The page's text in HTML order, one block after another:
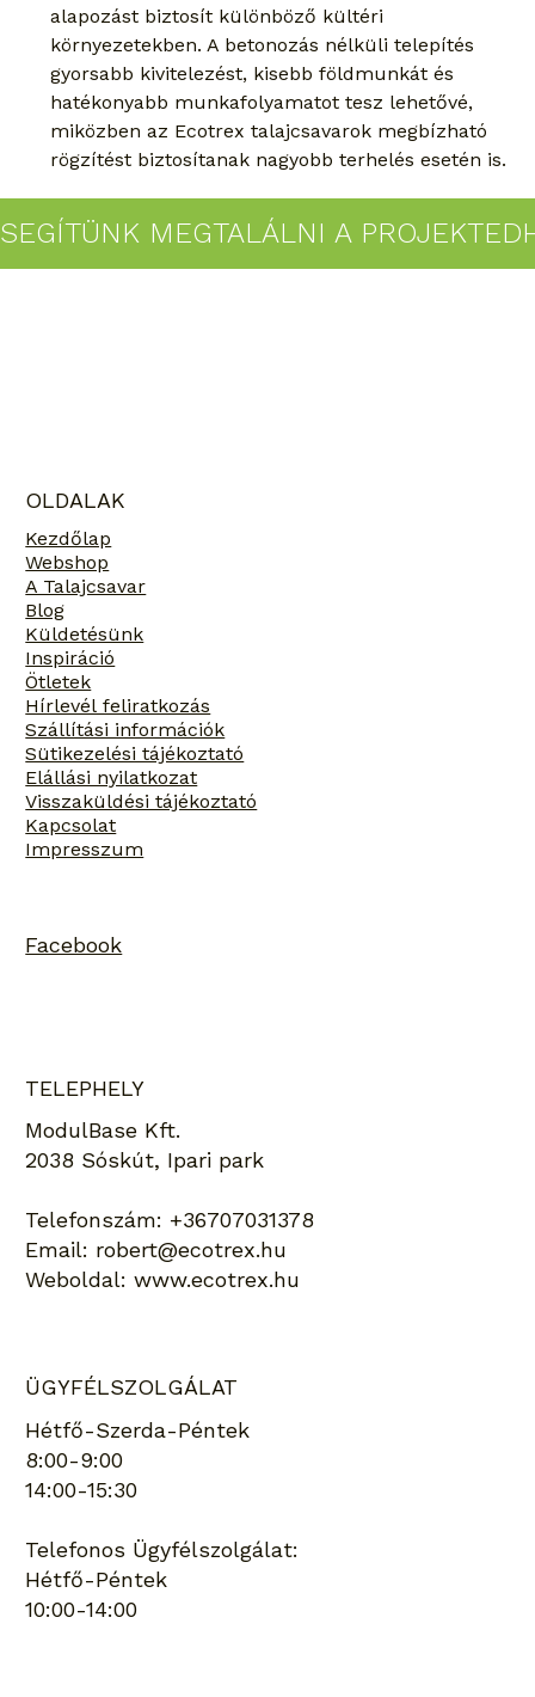
SEGÍTÜNK MEGTALÁLNI A
alapozást biztosít különböző kültéri
környezetekben. A betonozás nélküli telepítés
gyorsabb kivitelezést, kisebb földmunkát és
hatékonyabb munkafolyamatot tesz lehetővé,
miközben az Ecotrex talajcsavarok megbízható
rögzítést biztosítanak nagyobb terhelés esetén is.
OLDALAK
Kezdőlap
Webshop
A Talajcsavar
Blog
Küldetésünk
Inspiráció
Ötletek
Hírlevél feliratkozás
Szállítási információk
Sütikezelési tájékoztató
Elállási nyilatkozat
Visszaküldési tájékoztató
Kapcsolat
Impresszum
Facebook
TELEPHELY
ModulBase Kft.
2038 Sóskút, Ipari park
Telefonszám: +36707031378
Email: robert@ecotrex.hu
Weboldal:www.ecotrex.hu
ÜGYFÉLSZOLGÁLAT
Hétfő-Szerda-Péntek
8:00-9:00
14:00-15:30
Telefonos Ügyfélszolgálat:
Hétfő-Péntek
10:00-14:00